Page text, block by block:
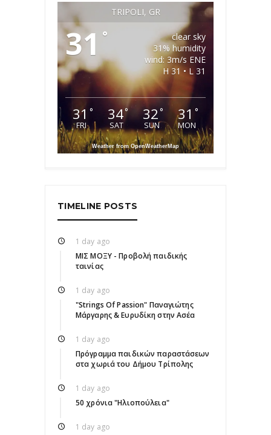
TRIPOLI, GR
31 °
clear sky
31% humidity
wind: 3m/s ENE
H 31 • L 31
31 °
FRI
34°
SAT
32°
SUN
31 °
MON
Weather from OpenWeatherMap
TIMELINE POSTS
1 day ago
ΜΙΣ ΜΟΞΥ - Προβολή παιδικής
ταινίας
1 day ago
"Strings Of Passion" Παναγιώτης
Μάργαρης & Ευρυδίκη στην Ασέα
1 day ago
Πρόγραμμα παιδικών παραστάσεων
στα χωριά του Δήμου Τρίπολης
1 day ago
50 χρόνια "Ηλιοπούλεια"
1 day ago